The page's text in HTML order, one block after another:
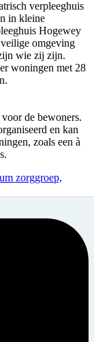
verpleeghuis
in kleine
Hogewey
veilige omgeving
wie zij zijn.
woningen met 28
de bewoners.
en kan
zoals een à
zorggroep,